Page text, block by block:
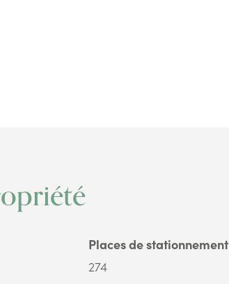
Places de stationnement
274